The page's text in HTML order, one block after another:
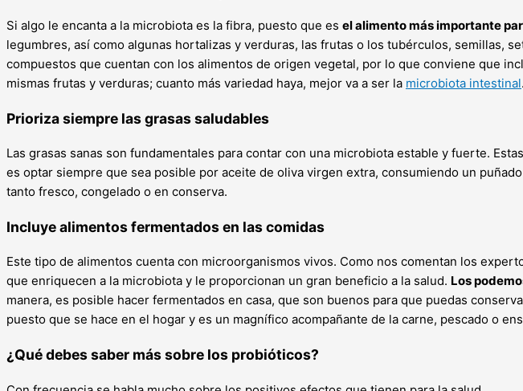
Si algo le encanta a la microbiota es la fibra, puesto que es el alimento más importante
legumbres, así como algunas hortalizas y verduras, las frutas o los tubérculos, semillas,
compuestos que cuentan con los alimentos de origen vegetal, por lo que conviene que
mismas frutas y verduras; cuanto más variedad haya, mejor va a ser la microbiota intestinal.
Prioriza siempre las grasas saludables
Las grasas sanas son fundamentales para contar con una microbiota estable y fuerte.
es optar siempre que sea posible por aceite de oliva virgen extra, consumiendo un
tanto fresco, congelado o en conserva.
Incluye alimentos fermentados en las comidas
Este tipo de alimentos cuenta con microorganismos vivos. Como nos comentan los
que enriquecen a la microbiota y le proporcionan un gran beneficio a la salud. Los
manera, es posible hacer fermentados en casa, que son buenos para que puedas
puesto que se hace en el hogar y es un magnífico acompañante de la carne, pescado o
¿Qué debes saber más sobre los probióticos?